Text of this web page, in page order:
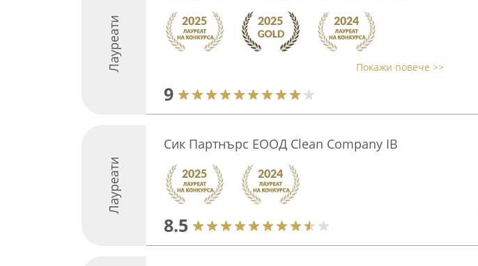
Лауреати Покажи повече >>
9
Лауреати
Сик Партнърс ЕООД Clean Company IB
8.5